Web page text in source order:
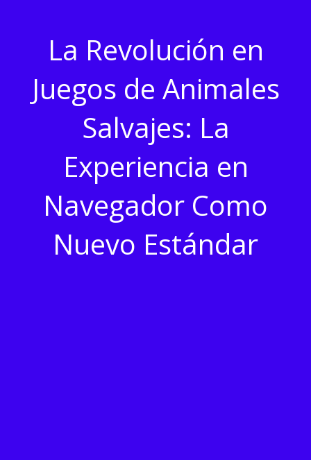
La Revolución en
Juegos de Animales
Salvajes: La
Experiencia en
Navegador Como
Nuevo Estándar